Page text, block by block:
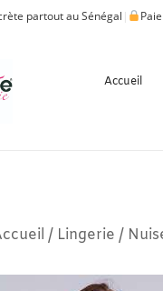
partout au Sénégal |
Accueil
/ Lingerie /